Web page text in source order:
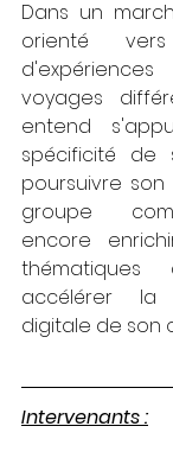
Dans un
orienté
voyages
entend
spécificité
poursuivre
groupe
encore
accélérer la
digitale de son
Intervenants :